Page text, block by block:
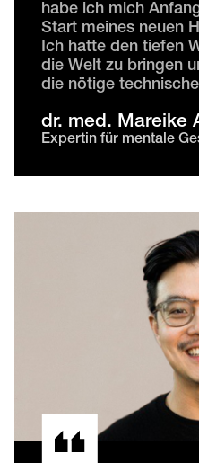
habe ich mich
Start meines neuen
Ich hatte den tiefen
die Welt zu bringen
die nötige
dr. med. Mareike
Expertin für mentale